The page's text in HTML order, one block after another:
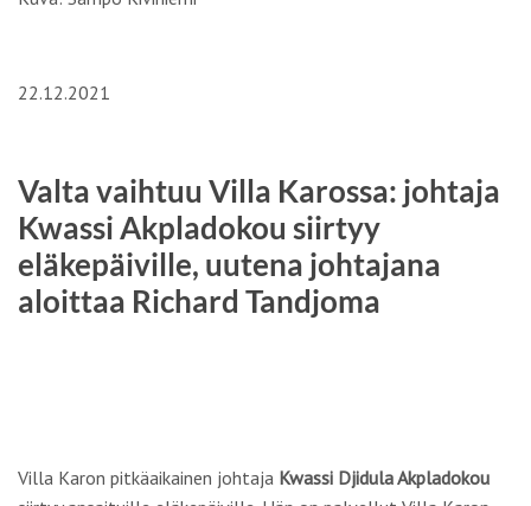
22.12.2021
Valta vaihtuu Villa Karossa: johtaja
Kwassi Akpladokou siirtyy
eläkepäiville, uutena johtajana
aloittaa Richard Tandjoma
Villa Karon pitkäaikainen johtaja Kwassi Djidula Akpladokou